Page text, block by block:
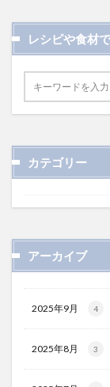
レシピや食材
カテゴリー
アーカイブ
2025年9月 4
2025年8月 3